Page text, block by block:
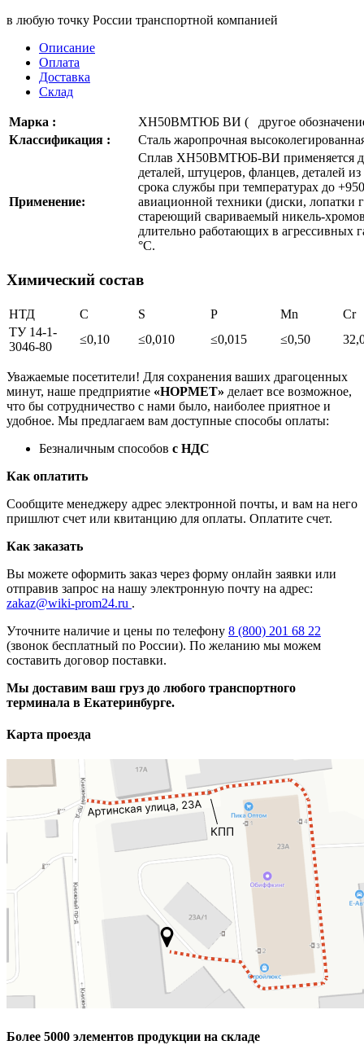
в любую точку России транспортной компанией
Описание
Оплата
Доставка
Склад
Марка :
ХН50ВМТЮБ ВИ ( другое
Классификация :
Сталь жаропрочная
Применение:
Сплав ХН50ВМТЮБ-ВИ применяется
деталей, штуцеров, фланцев, деталей
срока службы при температурах до
авиационной техники (диски,
стареющий свариваемый никель-
длительно работающих в агрессивных
°С.
Химический состав
НТД C S P Mn
Cr
ТУ 14-1-
3046-80
≤0,10 ≤0,010 ≤0,015 ≤0,50
Уважаемые посетители! Для сохранения ваших драгоценных
минут, наше предприятие «НОРМЕТ» делает все возможное,
что бы сотрудничество с нами было, наиболее приятное и
удобное. Мы предлагаем вам доступные способы оплаты:
Безналичным способов с НДС
Как оплатить
Сообщите менеджеру адрес электронной почты, и вам на него
пришлют счет или квитанцию для оплаты. Оплатите счет.
Как заказать
Вы можете оформить заказ через форму онлайн заявки или
отправив запрос на нашу электронную почту на адрес:
zakaz@wiki-prom24.ru .
Уточните наличие и цены по телефону 8 (800) 201 68 22
(звонок бесплатный по России). По желанию мы можем
составить договор поставки.
Мы доставим ваш груз до любого транспортного
терминала в Екатеринбурге.
Карта проезда
Более 5000 элементов продукции на складе